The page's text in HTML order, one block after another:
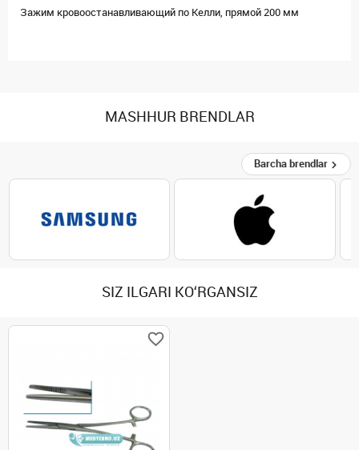
Зажим кровоостанавливающий по Келли, прямой 200 мм
MASHHUR BRENDLAR
Barcha brendlar
SIZ ILGARI KO‘RGANSIZ